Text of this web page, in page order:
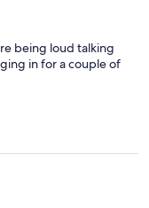
being loud talking
in for a couple of